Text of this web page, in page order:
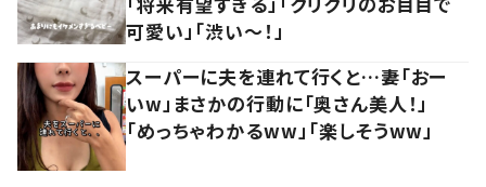
可愛い」「渋い～！」
スーパーに夫を連れて行くと…妻「おー
いw」まさかの行動に「奥さん美人！」
「めっちゃわかるww」「楽しそうww」